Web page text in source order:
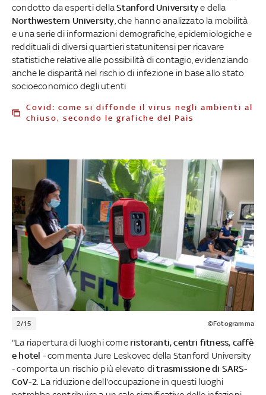
condotto da esperti dellaStanford Universitye della
Northwestern University , che hanno analizzato la mobilità
e una serie di informazioni demografiche, epidemiologiche e
reddituali di diversi quartieri statunitensi per ricavare
statistiche relative alle possibilità di contagio, evidenziando
anche le disparità nel rischio di infezione in base allo stato
socioeconomico degli utenti
Covid: come si diffonde il virus negli ambienti al
chiuso, secondo le grafiche del Pais
2/15 ©Fotogramma
"La riapertura di luoghi come ristoranti, centri fitness, caffè
e hotel - commenta Jure Leskovec della Stanford University
- comporta un rischio più elevato ditrasmissione di SARS-
CoV-2 . La riduzione dell'occupazione in questi luoghi